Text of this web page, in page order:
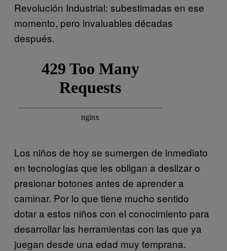
Revolución Industrial: subestimadas en ese
momento, pero invaluables décadas
después.
Los niños de hoy se sumergen de inmediato
en tecnologías que les obligan a deslizar o
presionar botones antes de aprender a
caminar. Por lo que tiene mucho sentido
dotar a estos niños con el conocimiento para
desarrollar las herramientas con las que ya
juegan desde una edad muy temprana.